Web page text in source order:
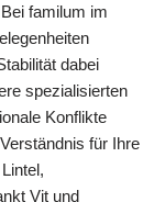
familum im
dabei
spezialisierten
Konflikte
für Ihre
Vit und